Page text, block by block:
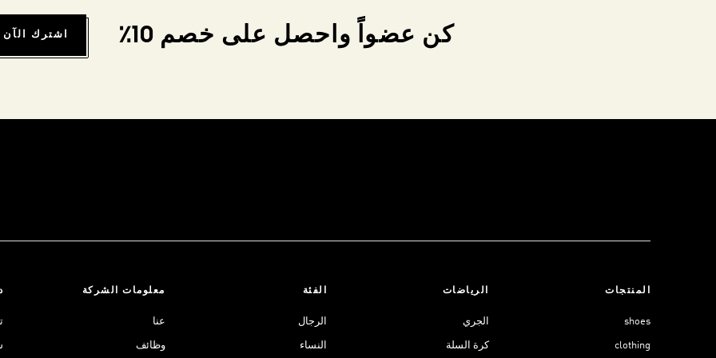
كن عضواً واحصل على خصم 10٪ اشترك الآن
المنتجات
shoes
clothing
الرياضات
الجري
كرة السلة
الفئة
الرجال
النساء
معلومات الشركة
عنا
وظائف